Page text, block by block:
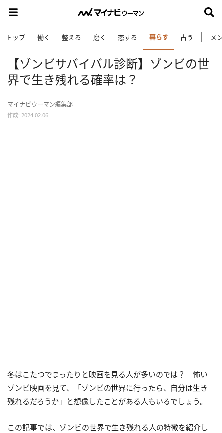
トップ 働く 整える 磨く 恋する 暮らす 占う メ
【ゾンビサバイバル診断】ゾンビの世
界で生き残れる確率は？
マイナビウーマン編集部
作成: 2024.02.06
冬はこたつでまったりと映画を見る人が多いのでは？ 怖い
ゾンビ映画を見て、「ゾンビの世界に行ったら、自分は生き
残れるだろうか」と想像したことがある人もいるでしょう。
この記事では、ゾンビの世界で生き残れる人の特徴を紹介し